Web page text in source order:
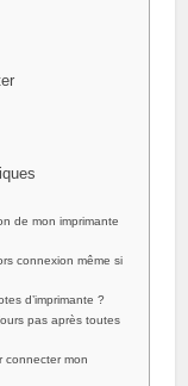
de mon imprimante
connexion même si
d’imprimante ?
pas après toutes
connecter mon